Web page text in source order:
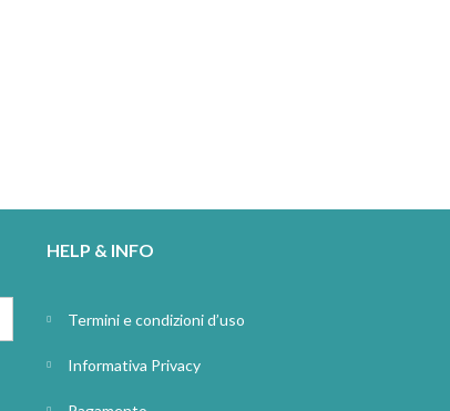
HELP & INFO
Termini e condizioni d’uso
Informativa Privacy